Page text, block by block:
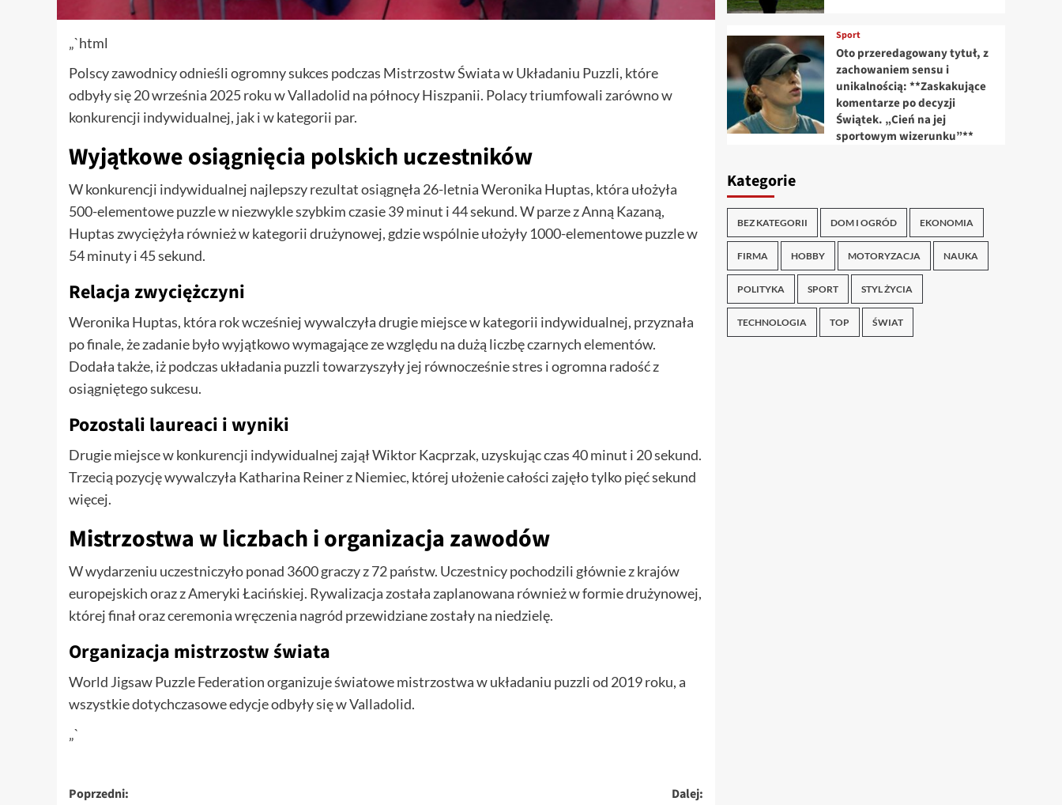
„`html
Polscy zawodnicy odnieśli ogromny sukces podczas Mistrzostw Świata w Układaniu Puzzli, które
odbyły się 20 września 2025 roku w Valladolid na północy Hiszpanii. Polacy triumfowali zarówno w
konkurencji indywidualnej, jak i w kategorii par.
Wyjątkowe osiągnięcia polskich uczestników
W konkurencji indywidualnej najlepszy rezultat osiągnęła 26-letnia Weronika Huptas, która ułożyła
500-elementowe puzzle w niezwykle szybkim czasie 39 minut i 44 sekund. W parze z Anną Kazaną,
Huptas zwyciężyła również w kategorii drużynowej, gdzie wspólnie ułożyły 1000-elementowe puzzle w
54 minuty i 45 sekund.
Relacja zwyciężczyni
Weronika Huptas, która rok wcześniej wywalczyła drugie miejsce w kategorii indywidualnej, przyznała
po finale, że zadanie było wyjątkowo wymagające ze względu na dużą liczbę czarnych elementów.
Dodała także, iż podczas układania puzzli towarzyszyły jej równocześnie stres i ogromna radość z
osiągniętego sukcesu.
Pozostali laureaci i wyniki
Drugie miejsce w konkurencji indywidualnej zajął Wiktor Kacprzak, uzyskując czas 40 minut i 20 sekund.
Trzecią pozycję wywalczyła Katharina Reiner z Niemiec, której ułożenie całości zajęło tylko pięć sekund
więcej.
Mistrzostwa w liczbach i organizacja zawodów
W wydarzeniu uczestniczyło ponad 3600 graczy z 72 państw. Uczestnicy pochodzili głównie z krajów
europejskich oraz z Ameryki Łacińskiej. Rywalizacja została zaplanowana również w formie drużynowej,
której finał oraz ceremonia wręczenia nagród przewidziane zostały na niedzielę.
Organizacja mistrzostw świata
World Jigsaw Puzzle Federation organizuje światowe mistrzostwa w układaniu puzzli od 2019 roku, a
wszystkie dotychczasowe edycje odbyły się w Valladolid.
„`
Zobacz
Poprzedni:
Dalej:
Sport
Oto przeredagowany tytuł, z
zachowaniem sensu i
unikalnością: **Zaskakujące
komentarze po decyzji
Świątek. „Cień na jej
sportowym wizerunku”**
Kategorie
BEZ KATEGORII DOM I OGRÓD EKONOMIA
FIRMA HOBBY MOTORYZACJA NAUKA
POLITYKA SPORT STYL ŻYCIA
TECHNOLOGIA TOP ŚWIAT